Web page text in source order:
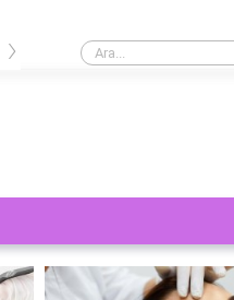
Kaş yaptırmak ne kadar 2024?
›